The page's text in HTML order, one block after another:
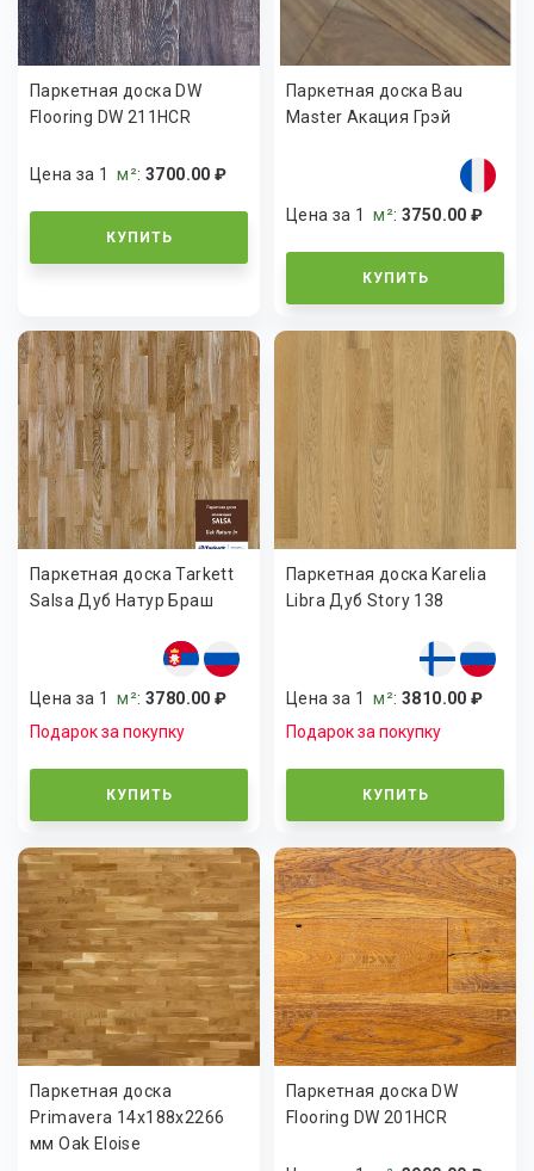
Паркетная доска DW
Flooring DW 211HCR
Цена за 1м²:3700.00 ₽
КУПИТЬ
Паркетная доска Bau
Master Акация Грэй
Цена за 1м²:3750.00 ₽
КУПИТЬ
Паркетная доска Tarkett
Salsa Дуб Натур Браш
Цена за 1м²:3780.00 ₽
Подарок за покупку
КУПИТЬ
Паркетная доска Karelia
Libra Дуб Story 138
Цена за 1м²:3810.00 ₽
Подарок за покупку
КУПИТЬ
Паркетная доска
Primavera 14x188x2266
мм Oak Eloise
Паркетная доска DW
Flooring DW 201HCR